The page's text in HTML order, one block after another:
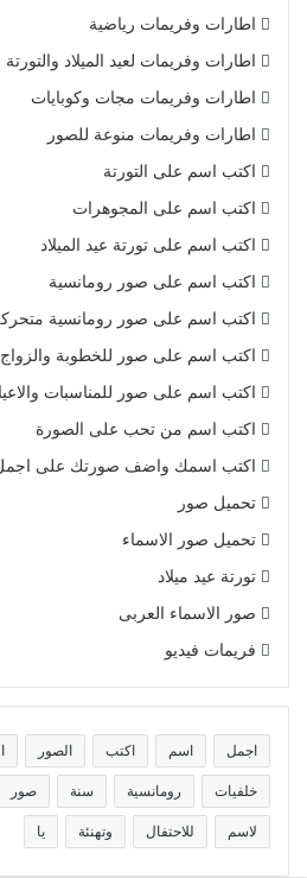
اطارات وفريمات رياضية
اطارات وفريمات لعيد الميلاد والتورتة
اطارات وفريمات مجات وكوبايات
اطارات وفريمات منوعة للصور
اكتب اسم على التورتة
اكتب اسم على المجوهرات
اكتب اسم على تورتة عيد الميلاد
اكتب اسم على صور رومانسية
اكتب اسم على صور رومانسية
اكتب اسم على صور للخطوبة والزواج
اكتب اسم على صور للمناسبات
اكتب اسم من تحب على الصورة
اكتب اسمك واضف صورتك على
تحميل صور
تحميل صور الاسماء
تورتة عيد ميلاد
صور الاسماء العربى
فريمات فيديو
اجمل اسم اكتب الصور
خلفيات رومانسية سنة صور
لاسم للاحتفال وتهنئة يا